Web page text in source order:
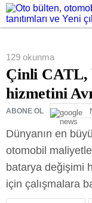
129 okunma
Çinli CATL,
hizmetini
ABONE OL
Dünyanın en
otomobil
batarya değişimi
için çalışmalara